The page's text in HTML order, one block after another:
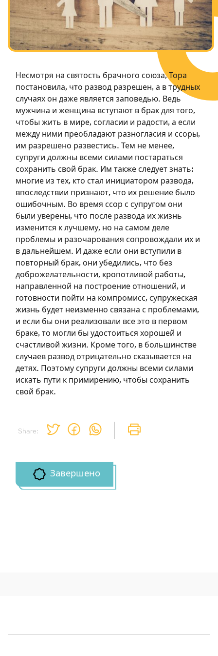
Посты в память о разрушенном Храме
Ханука
Пурим
Share:
Несмотря на святость брачного союза, Тора
постановила, что развод разрешен, а в трудных
случаях он даже является заповедью. Ведь
мужчина и женщина вступают в брак для того,
чтобы жить в мире, согласии и радости, а если
между ними преобладают разногласия и ссоры,
им разрешено развестись. Тем не менее,
супруги должны всеми силами постараться
сохранить свой брак. Им также следует знать:
многие из тех, кто стал инициатором развода,
впоследствии признают, что их решение было
ошибочным. Во время ссор с супругом они
были уверены, что после развода их жизнь
изменится к лучшему, но на самом деле
проблемы и разочарования сопровождали их и
в дальнейшем. И даже если они вступили в
повторный брак, они убедились, что без
доброжелательности, кропотливой работы,
направленной на построение отношений, и
готовности пойти на компромисс, супружеская
жизнь будет неизменно связана с проблемами,
и если бы они реализовали все это в первом
браке, то могли бы удостоиться хорошей и
счастливой жизни. Кроме того, в большинстве
случаев развод отрицательно сказывается на
детях. Поэтому супруги должны всеми силами
искать пути к примирению, чтобы сохранить
свой брак.
Завершено
Зарегистрироваться
на сайте
Чтобы делать пометки на сайте,
Подписаться Войти